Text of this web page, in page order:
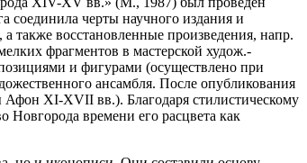
соединила черты научного издания и
также восстановленные произведения, напр.
фрагментов в мастерской худож.-
и фигурами (осуществлено при
ансамбля. После опубликования
XI-XVII вв.). Благодаря стилистическому
Новгорода времени его расцвета как